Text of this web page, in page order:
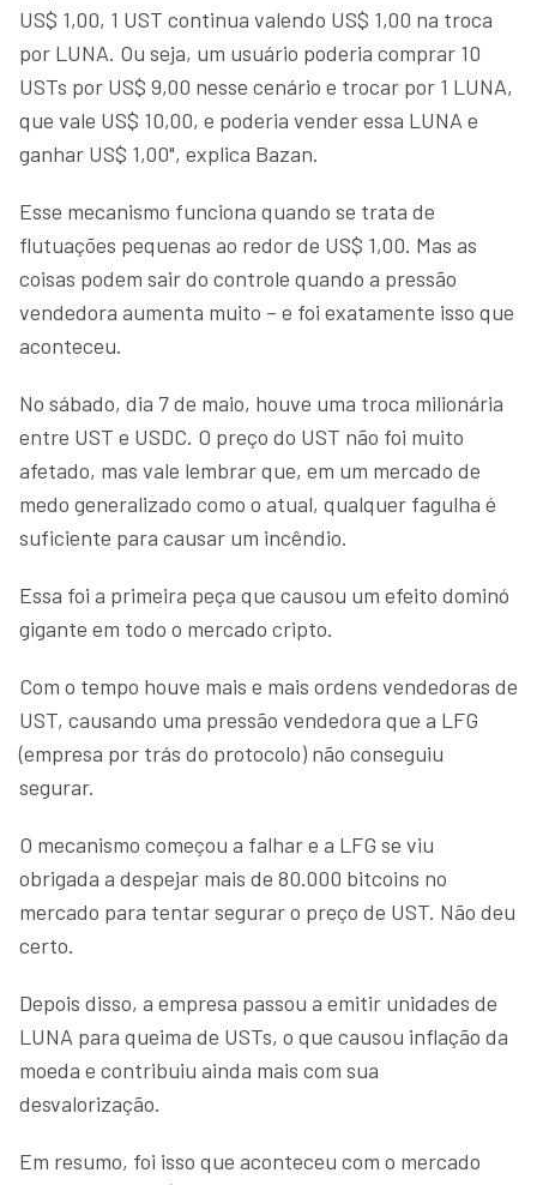
US$ 1,00, 1 UST continua valendo US$ 1,00 na troca
por LUNA. Ou seja, um usuário poderia comprar 10
USTs por US$ 9,00 nesse cenário e trocar por 1 LUNA,
que vale US$ 10,00, e poderia vender essa LUNA e
ganhar US$ 1,00", explica Bazan.
Esse mecanismo funciona quando se trata de
flutuações pequenas ao redor de US$ 1,00. Mas as
coisas podem sair do controle quando a pressão
vendedora aumenta muito – e foi exatamente isso que
aconteceu.
No sábado, dia 7 de maio, houve uma troca milionária
entre UST e USDC. O preço do UST não foi muito
afetado, mas vale lembrar que, em um mercado de
medo generalizado como o atual, qualquer fagulha é
suficiente para causar um incêndio.
Essa foi a primeira peça que causou um efeito dominó
gigante em todo o mercado cripto.
Com o tempo houve mais e mais ordens vendedoras de
UST, causando uma pressão vendedora que a LFG
(empresa por trás do protocolo) não conseguiu
segurar.
O mecanismo começou a falhar e a LFG se viu
obrigada a despejar mais de 80.000 bitcoins no
mercado para tentar segurar o preço de UST. Não deu
certo.
Depois disso, a empresa passou a emitir unidades de
LUNA para queima de USTs, o que causou inflação da
moeda e contribuiu ainda mais com sua
desvalorização.
Em resumo, foi isso que aconteceu com o mercado